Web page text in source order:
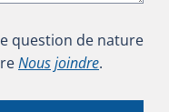
question de nature
Nous joindre.